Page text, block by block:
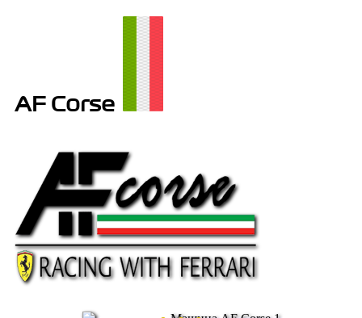
AF Corse